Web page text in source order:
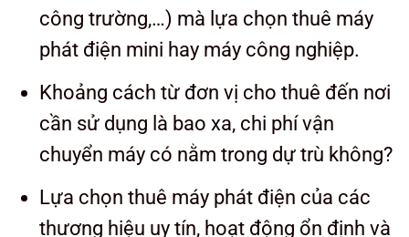
công trường,…) mà lựa chọn thuê máy
phát điện mini hay máy công nghiệp.
Khoảng cách từ đơn vị cho thuê đến nơi
cần sử dụng là bao xa, chi phí vận
chuyển máy có nằm trong dự trù không?
Lựa chọn thuê máy phát điện của các
thương hiệu uy tín, hoạt động ổn định và